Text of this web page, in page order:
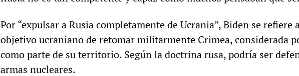
Por “expulsar a Rusia completamente de Ucrania”, Biden se refiere
objetivo ucraniano de retomar militarmente Crimea, considerada
como parte de su territorio. Según la doctrina rusa, podría ser
armas nucleares.